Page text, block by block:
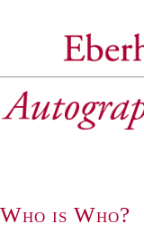
Navigation
Who is Who?